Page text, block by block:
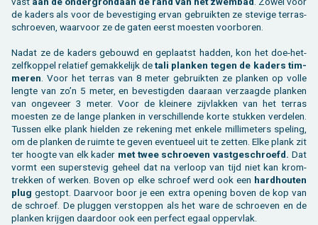
de ka­ders als voor de be­ves­ti­ging ervan ge­bruik­ten ze ste­vi­ge ter­ras­
schroe­ven, waar­voor ze de gaten eerst moesten voor­bo­ren.
Nadat ze de ka­ders ge­bouwd en ge­plaatst had­den, kon het doe-het-
zelf­kop­pel re­la­tief ge­mak­ke­lijk detali plan­ken tegen de ka­ders tim­
me­ren. Voor het ter­ras van 8 meter ge­bruik­ten ze plan­ken op volle
leng­te van zo’n 5 meter, en be­ves­tig­den daar­aan ver­zaag­de plan­ken
van on­ge­veer 3 meter. Voor de klei­ne­re zij­vlak­ken van het ter­ras
moesten ze de lange plan­ken in ver­schil­len­de korte stuk­ken ver­de­len.
Tus­sen elke plank hiel­den ze re­ke­ning met en­ke­le mil­li­me­ters spe­ling,
om de plan­ken de ruim­te te geven even­tu­eel uit te zet­ten. Elke plank zit
ter hoog­te van elk kader met twee schroe­ven vast­ge­schroefd. Dat
vormt een su­per­ste­vig ge­heel dat na ver­loop van tijd niet kan krom­
trek­ken of wer­ken. Boven op elke schroef werd ook een hard­hou­ten
plug ge­stopt. Daar­voor boor je een extra ope­ning boven de kop van
de schroef. De plug­gen ver­stop­pen als het ware de schroe­ven en de
plan­ken krij­gen daar­door ook een per­fect egaal op­per­vlak.